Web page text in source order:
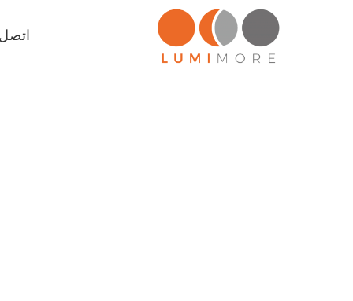
اتصل